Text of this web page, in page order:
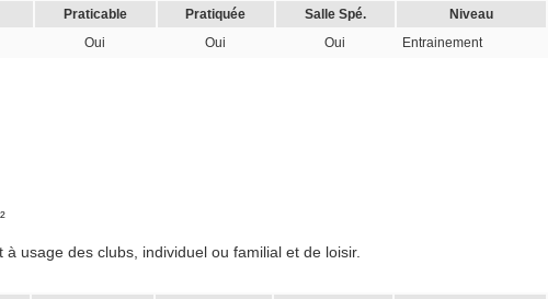
Praticable Pratiquée Salle Spé.
Niveau
Oui Oui Oui Entrainement
à usage des clubs, individuel ou familial et de loisir.